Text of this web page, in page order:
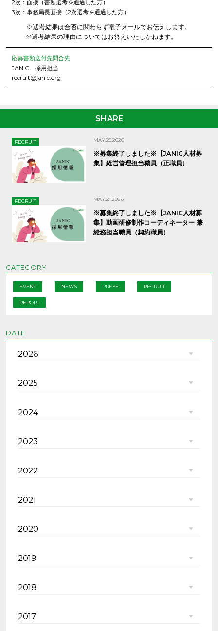
2次：面接（書類選考を通過した方）
3次：事務局長面接（2次選考を通過した方）
※選考結果は合否に関わらず電子メールでお伝えします。
※選考結果の理由についてはお答えいたしかねます。
応募書類送付先問合先
JANIC 採用担当
recruit@janic.org
SHARE
RECRUIT MAY.25.2026
※募集終了しました※【JANIC人材募
集】経営管理担当職員（正職員）
RECRUIT MAY.21.2026
※募集終了しました※【JANIC人材募
集】動画研修制作コーディネーター 兼
総務担当職員（契約職員）
CATEGORY
EVENT NEWS PRESS RECRUIT
REPORT
DATE
2026
2025
2024
2023
2022
2021
2020
2019
2018
2017